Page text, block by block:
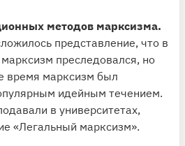
методов марксизма.
представление, что в
преследовался, но
время марксизм был
идейным течением.
в университетах,
«Легальный марксизм».